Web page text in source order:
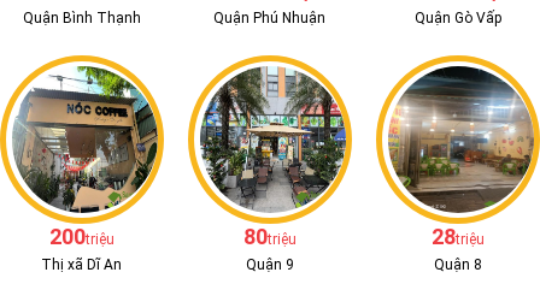
Quận Bình Thạnh
Quận Phú Nhuận Quận Gò Vấp
200triệu
Thị xã Dĩ An
80triệu
Quận 9
28triệu
Quận 8